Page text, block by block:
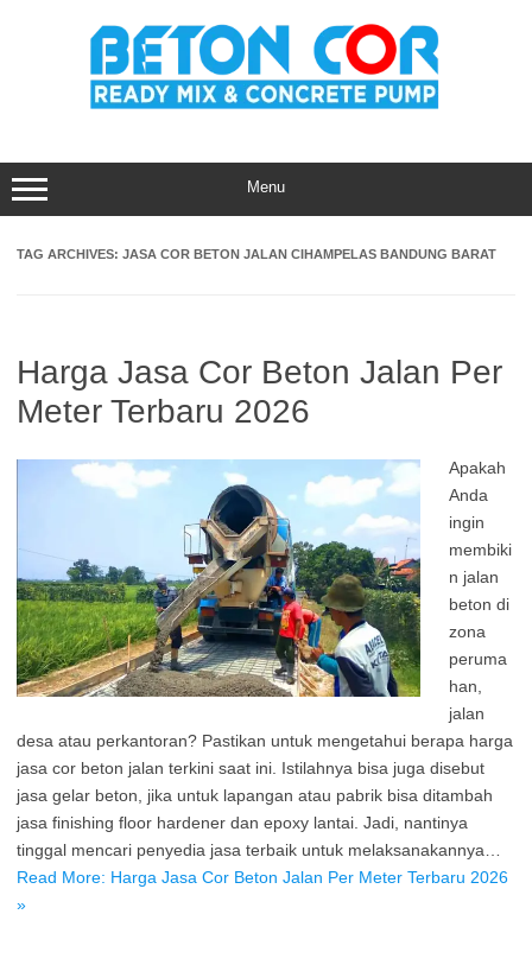
Menu
TAG ARCHIVES: JASA COR BETON JALAN CIHAMPELAS BANDUNG BARAT
Harga Jasa Cor Beton Jalan Per
Meter Terbaru 2026
Apakah
Anda
ingin
membiki
n jalan
beton di
zona
peruma
han,
jalan
desa atau perkantoran? Pastikan untuk mengetahui berapa harga
jasa cor beton jalan terkini saat ini. Istilahnya bisa juga disebut
jasa gelar beton, jika untuk lapangan atau pabrik bisa ditambah
jasa finishing floor hardener dan epoxy lantai. Jadi, nantinya
tinggal mencari penyedia jasa terbaik untuk melaksanakannya…
Read More: Harga Jasa Cor Beton Jalan Per Meter Terbaru 2026
»